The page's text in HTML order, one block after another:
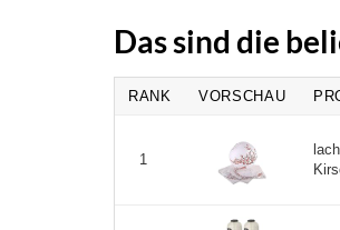
Das sind die
RANK VORSCHAU
1